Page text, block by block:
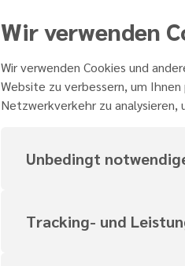
Wir verwenden
Wir verwenden Cookies und
Website zu verbessern, um
Netzwerkverkehr zu analysieren,
Unbedingt
Tracking- und